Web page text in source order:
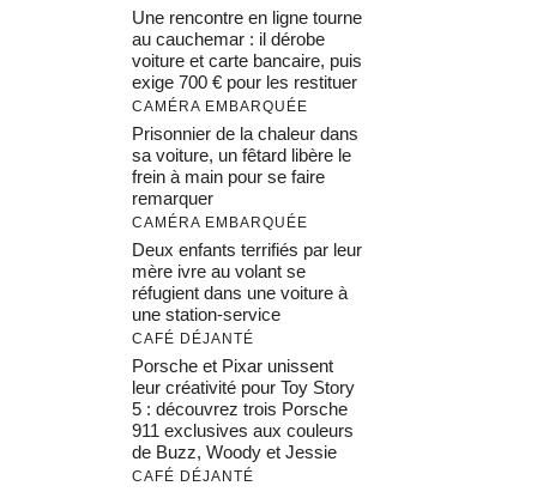
Une rencontre en ligne tourne
au cauchemar : il dérobe
voiture et carte bancaire, puis
exige 700 € pour les restituer
CAMÉRA EMBARQUÉE
Prisonnier de la chaleur dans
sa voiture, un fêtard libère le
frein à main pour se faire
remarquer
CAMÉRA EMBARQUÉE
Deux enfants terrifiés par leur
mère ivre au volant se
réfugient dans une voiture à
une station-service
CAFÉ DÉJANTÉ
Porsche et Pixar unissent
leur créativité pour Toy Story
5 : découvrez trois Porsche
911 exclusives aux couleurs
de Buzz, Woody et Jessie
CAFÉ DÉJANTÉ